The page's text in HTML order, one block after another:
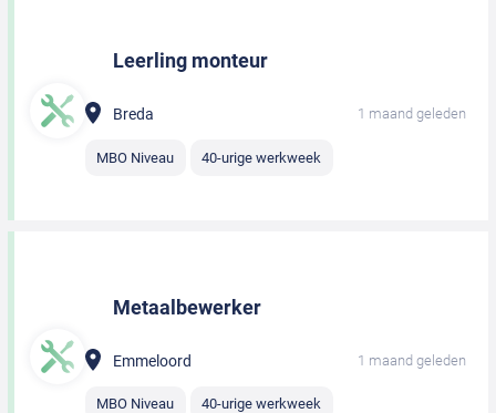
Leerling monteur
Breda 1 maand geleden
MBO Niveau 40-urige werkweek
Metaalbewerker
Emmeloord 1 maand geleden
MBO Niveau 40-urige werkweek